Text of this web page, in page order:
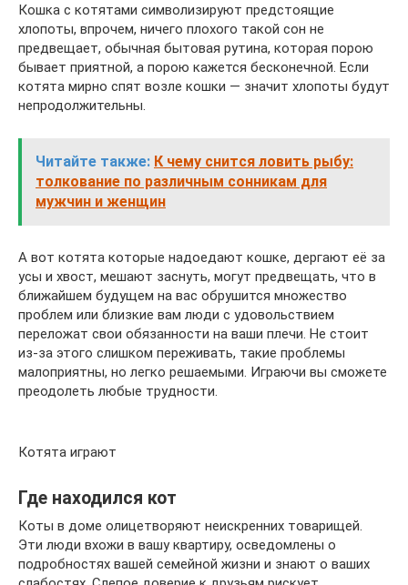
Кошка с котятами символизируют предстоящие
хлопоты, впрочем, ничего плохого такой сон не
предвещает, обычная бытовая рутина, которая порою
бывает приятной, а порою кажется бесконечной. Если
котята мирно спят возле кошки — значит хлопоты будут
непродолжительны.
Читайте также: К чему снится ловить рыбу:
толкование по различным сонникам для
мужчин и женщин
А вот котята которые надоедают кошке, дергают её за
усы и хвост, мешают заснуть, могут предвещать, что в
ближайшем будущем на вас обрушится множество
проблем или близкие вам люди с удовольствием
переложат свои обязанности на ваши плечи. Не стоит
из-за этого слишком переживать, такие проблемы
малоприятны, но легко решаемыми. Играючи вы сможете
преодолеть любые трудности.
Котята играют
Где находился кот
Коты в доме олицетворяют неискренних товарищей.
Эти люди вхожи в вашу квартиру, осведомлены о
подробностях вашей семейной жизни и знают о ваших